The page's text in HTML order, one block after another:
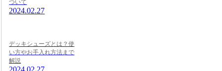
ついて
2024.02.27
デッキシューズとは？使
い方やお手入れ方法まで
解説
2024.02.27